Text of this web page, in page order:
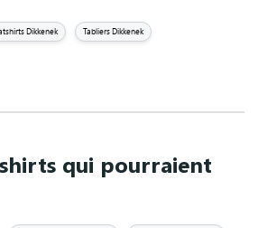
Dikkenek Tabliers Dikkenek
qui pourraient